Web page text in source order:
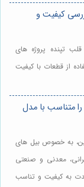
کیفیت و
تپنده پروژه های
از قطعات با کیفیت
متناسب با مدل
به خصوص بیل های
معدنی و صنعتی
شدت به کیفیت و تناسب